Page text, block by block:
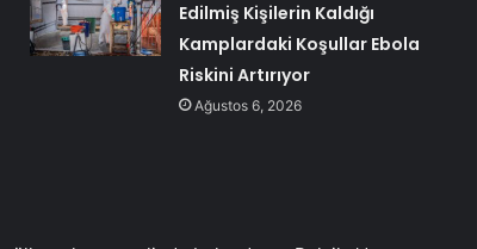
Edilmiş Kişilerin Kaldığı
Kamplardaki Koşullar Ebola
Riskini Artırıyor
Ağustos 6, 2026